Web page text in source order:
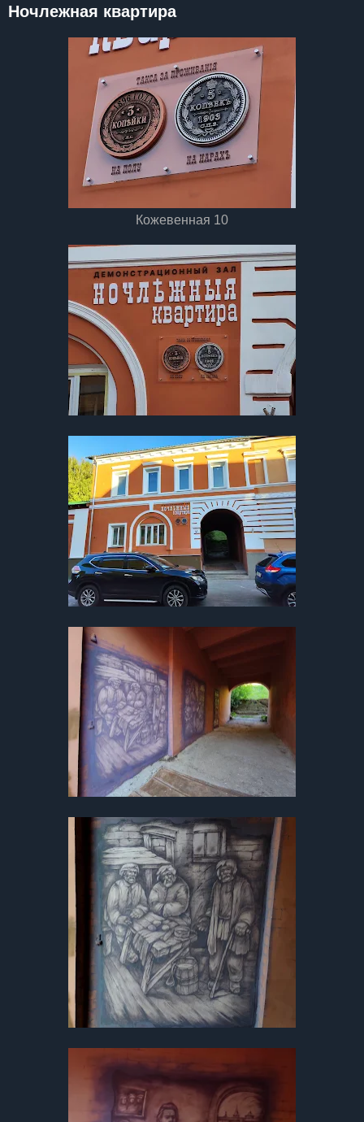
Ночлежная квартира
Кожевенная 10